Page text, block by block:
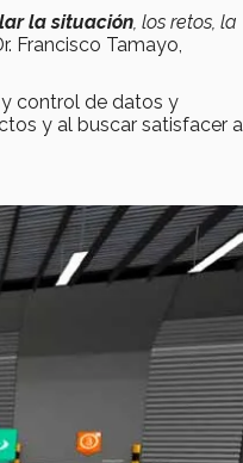
la situación , los retos, la
Francisco Tamayo,
control de datos y
y al buscar satisfacer a